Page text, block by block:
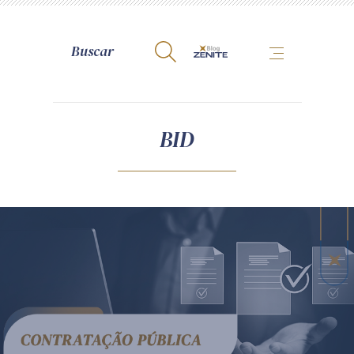
A Zênite
Como publicar conosco
Contato
Termos de uso
Política de Privacidade
Guia de Direitos dos Titulares de Dados
Encarregado (contato)
BID